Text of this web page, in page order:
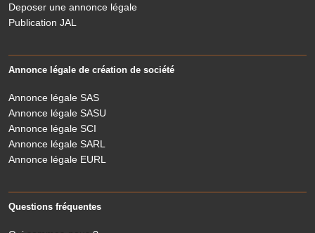
Deposer une annonce légale
Publication JAL
Annonce légale de création de société
Annonce légale SAS
Annonce légale SASU
Annonce légale SCI
Annonce légale SARL
Annonce légale EURL
Questions fréquentes